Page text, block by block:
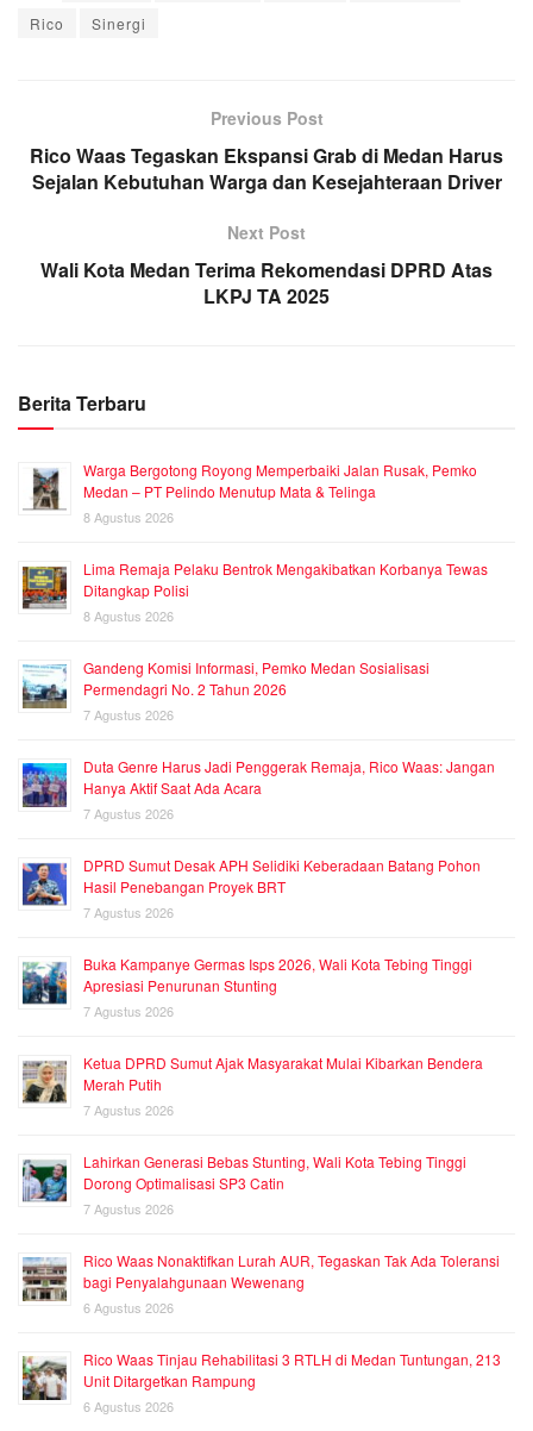
Rico
Sinergi
Previous Post
Rico Waas Tegaskan Ekspansi Grab di Medan Harus
Sejalan Kebutuhan Warga dan Kesejahteraan Driver
Next Post
Wali Kota Medan Terima Rekomendasi DPRD Atas
LKPJ TA 2025
Berita Terbaru
Warga Bergotong Royong Memperbaiki Jalan Rusak, Pemko
Medan – PT Pelindo Menutup Mata & Telinga
8 Agustus 2026
Lima Remaja Pelaku Bentrok Mengakibatkan Korbanya Tewas
Ditangkap Polisi
8 Agustus 2026
Gandeng Komisi Informasi, Pemko Medan Sosialisasi
Permendagri No. 2 Tahun 2026
7 Agustus 2026
Duta Genre Harus Jadi Penggerak Remaja, Rico Waas: Jangan
Hanya Aktif Saat Ada Acara
7 Agustus 2026
DPRD Sumut Desak APH Selidiki Keberadaan Batang Pohon
Hasil Penebangan Proyek BRT
7 Agustus 2026
Buka Kampanye Germas Isps 2026, Wali Kota Tebing Tinggi
Apresiasi Penurunan Stunting
7 Agustus 2026
Ketua DPRD Sumut Ajak Masyarakat Mulai Kibarkan Bendera
Merah Putih
7 Agustus 2026
Lahirkan Generasi Bebas Stunting, Wali Kota Tebing Tinggi
Dorong Optimalisasi SP3 Catin
7 Agustus 2026
Rico Waas Nonaktifkan Lurah AUR, Tegaskan Tak Ada Toleransi
bagi Penyalahgunaan Wewenang
6 Agustus 2026
Rico Waas Tinjau Rehabilitasi 3 RTLH di Medan Tuntungan, 213
Unit Ditargetkan Rampung
6 Agustus 2026